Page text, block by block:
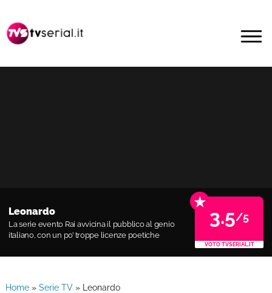
alla
navigazione
contenuto
MENU
Leonardo
La serie evento Rai avvicina il pubblico al genio
italiano, con un po’ troppe licenze poetiche
★
3.5/5
VOTO TVSERIAL.IT
Home» Serie TV» Leonardo